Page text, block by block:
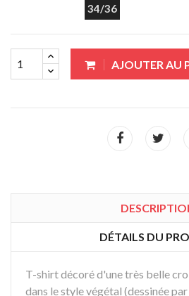
34/36
AJOUTER AU
DÉTAILS DU
T-shirt décoré d'une très belle
dans le style végétal (dessinée